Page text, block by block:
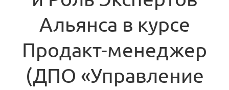
Альянса в курсе
Продакт-менеджер
(ДПО «Управление